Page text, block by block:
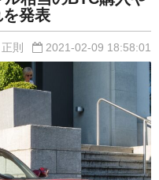
発表
則 2021-02-09 18:58:01